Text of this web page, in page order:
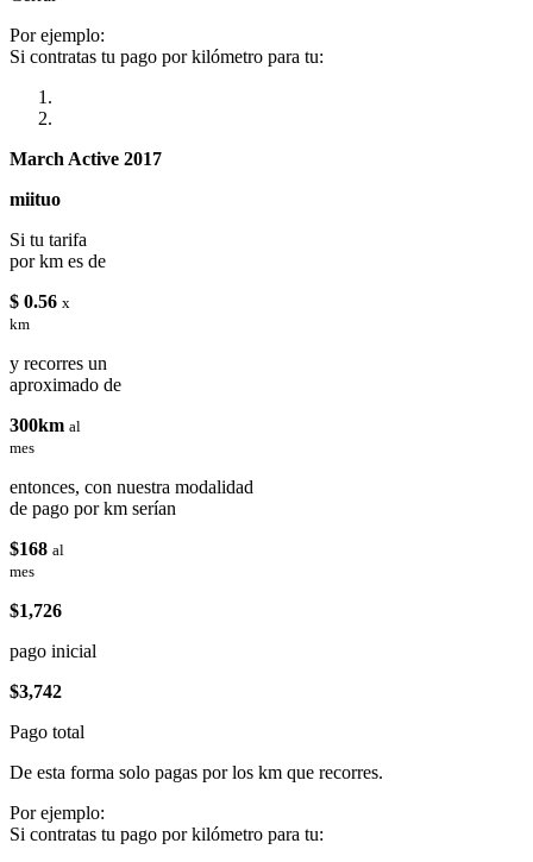
Por ejemplo:
Si contratas tu pago por kilómetro para tu:
March Active 2017
miituo
Si tu tarifa
por km es de
$ 0.56 x
km
y recorres un
aproximado de
300km al
mes
entonces, con nuestra modalidad
de pago por km serían
$168 al
mes
$1,726
pago inicial
$3,742
Pago total
De esta forma solo pagas por los km que recorres.
Por ejemplo:
Si contratas tu pago por kilómetro para tu: